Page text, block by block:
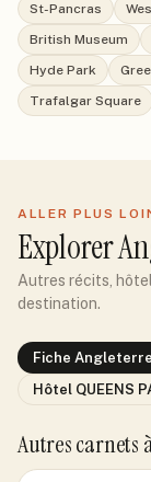
St-Pancras
British Museum
Hyde Park
Trafalgar Square
ALLER PLUS
Explorer
Autres récits,
destination.
Fiche Angleterre
Hôtel QUEENS
Autres carnets